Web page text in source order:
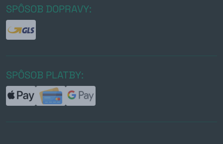
SPÔSOB DOPRAVY:
SPÔSOB PLATBY: